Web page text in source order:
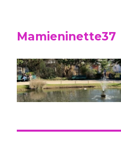
Mamieninette37